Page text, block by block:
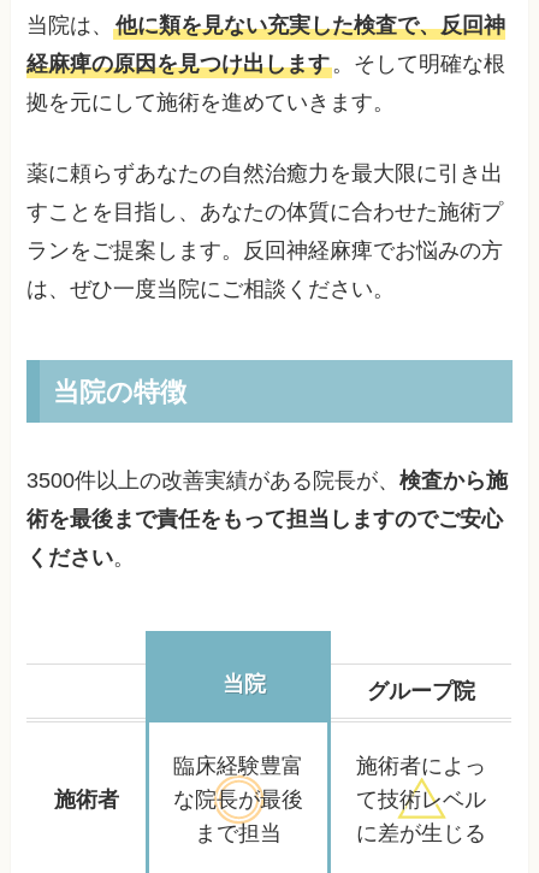
当院は、他に類を見ない充実した検査で、反回神
経麻痺の原因を見つけ出します。そして明確な根
拠を元にして施術を進めていきます。
薬に頼らずあなたの自然治癒力を最大限に引き出
すことを目指し、あなたの体質に合わせた施術プ
ランをご提案します。反回神経麻痺でお悩みの方
は、ぜひ一度当院にご相談ください。
当院の特徴
3500件以上の改善実績がある院長が、検査から施
術を最後まで責任をもって担当しますのでご安心
ください。
当院 グループ院
施術者
臨床経験豊富
な院長が最後
まで担当
施術者によっ
て技術レベル
に差が生じる